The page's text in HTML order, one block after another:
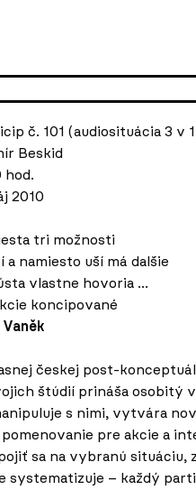
č. 101 (audiosituácia 3 v
Beskid
hod.
2010
tri možnosti
namiesto uší má dalšie
vlastne hovoria ...
koncipované
Vaněk
českej post-
štúdií prináša
s nimi, vytvára
pre akcie a
sa na vybranú
systematizuje – každý